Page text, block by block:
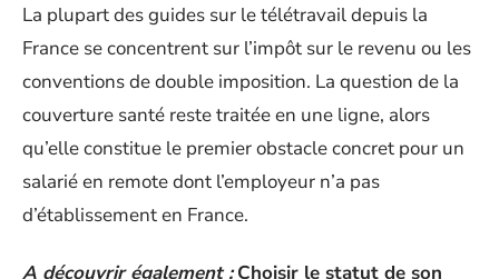
La plupart des guides sur le télétravail depuis la
France se concentrent sur l’impôt sur le revenu ou les
conventions de double imposition. La question de la
couverture santé reste traitée en une ligne, alors
qu’elle constitue le premier obstacle concret pour un
salarié en remote dont l’employeur n’a pas
d’établissement en France.
A découvrir également : Choisir le statut de son